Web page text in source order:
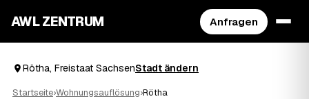
AWL ZENTRUM Anfragen
Rötha, Freistaat SachsenStadt ändern
Startseite›Wohnungsauflösung›Rötha